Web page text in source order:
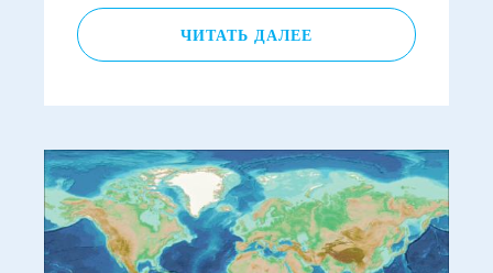
ЧИТАТЬ ДАЛЕЕ